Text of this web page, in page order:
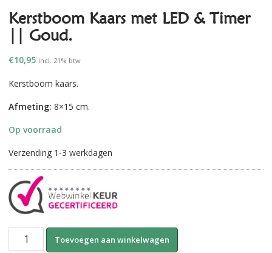
Kerstboom Kaars met LED & Timer
|| Goud.
€10,95 incl. 21% btw
Kerstboom kaars.
Afmeting: 8×15 cm.
Op voorraad
Verzending 1-3 werkdagen
Kerstboom
Kaars
Toevoegen aan winkelwagen